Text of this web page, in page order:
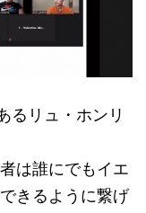
るリュ・ホンリ
は誰にでもイエ
きるように繋げ